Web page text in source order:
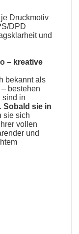
Druckmotiv
DPD
und
– kreative
bekannt als
– bestehen
sind in
Sobald sie in
sie sich
vollen
und